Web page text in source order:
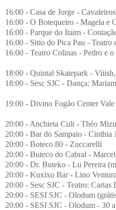
16:00 - Casa de Jorge -
16:00 - O Botequeiro - Magela e
16:00 - Parque do Itaim -
16:00 - Sitio do Pica Pau - Teatro
16:00 - Teatro Colinas - Pedro e
18:00 - Quintal Skatepark -
18:00 - Sesc SJC - Dança:
19:00 - Divino Fogão Center
20:00 - Anchieta Cult - Théo
20:00 - Bar do Sampaio - Cinthia
20:00 - Boteco 80 - Zuccarelli
20:00 - Buteco do Cabral -
20:00 - Dr. Buteko - Lu Pereira
20:00 - Kuxixo Bar - Lino Ventura
20:00 - Sesc SJC - Teatro: Cartas
20:00 - SESI SJC - Olodum
20:00 - SESI SJC - Olodum - 30